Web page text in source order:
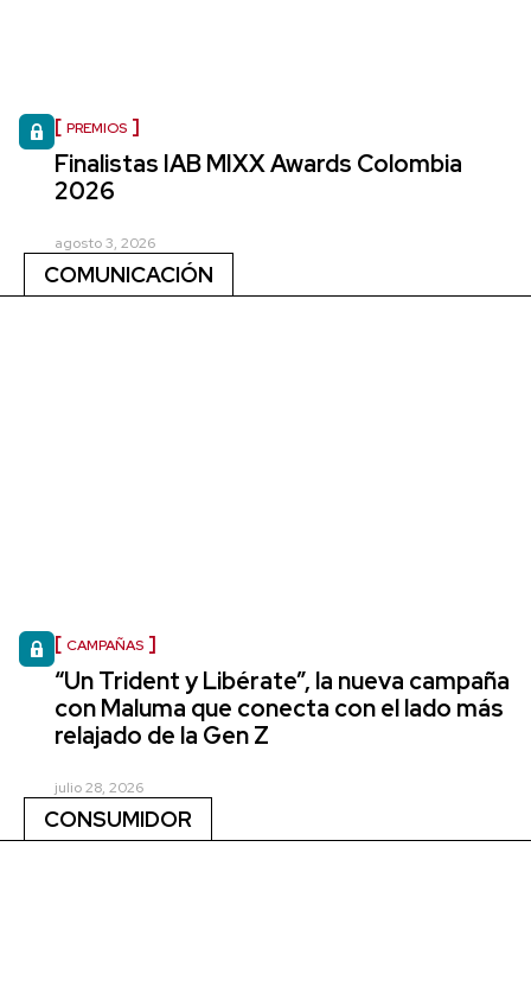
PREMIOS
Finalistas IAB MIXX Awards Colombia
2026
agosto 3, 2026
COMUNICACIÓN
CAMPAÑAS
“Un Trident y Libérate”, la nueva campaña
con Maluma que conecta con el lado más
relajado de la Gen Z
julio 28, 2026
CONSUMIDOR